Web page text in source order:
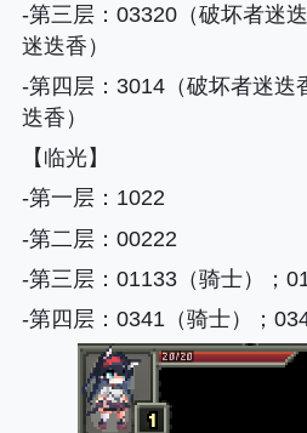
-第三层：03320（破坏者迷
迷迭香）
-第四层：3014（破坏者迷迭
迭香）
【临光】
-第一层：1022
-第二层：00222
-第三层：01133（骑士）；
-第四层：0341（骑士）；